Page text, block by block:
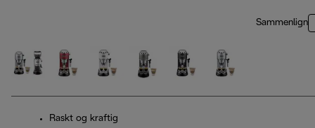
Sammenlign
Raskt og kraftig